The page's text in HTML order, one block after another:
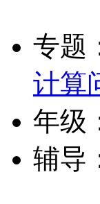
专题
计算
年级
辅导